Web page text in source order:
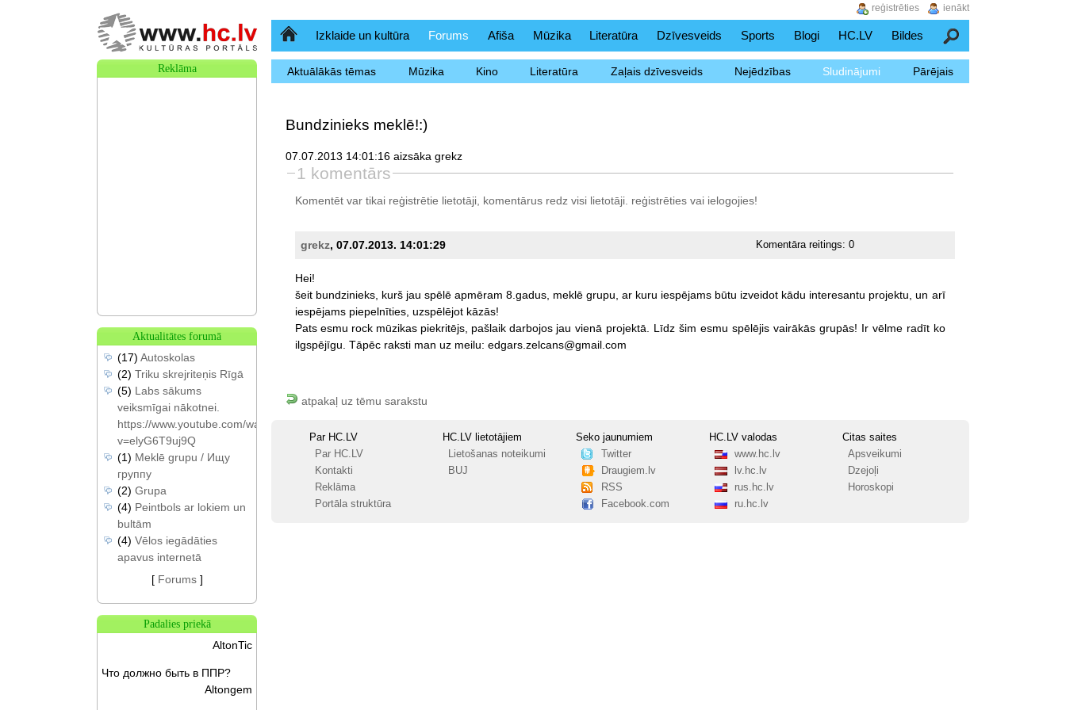
SākumlapaIzklaide un kultūra Forums Afiša Mūzika Literatūra Dzīvesveids Sports Blogi HC.LV Bildes Meklēšana
Aktuālākās tēmas Mūzika Kino Literatūra Zaļais dzīvesveids Nejēdzības Sludinājumi Pārējais
Bundzinieks meklē!:)
07.07.2013 14:01:16 aizsāka grekz
1 komentārs
Komentēt var tikai reģistrētie lietotāji, komentārus redz visi lietotāji. reģistrētiesvai ielogojies!
grekz, 07.07.2013. 14:01:29 Komentāra reitings:0
Hei!
šeit bundzinieks, kurš jau spēlē apmēram 8.gadus, meklē grupu, ar kuru iespējams būtu izveidot kādu interesantu projektu, un arī
iespējams piepelnīties, uzspēlējot kāzās!
Pats esmu rock mūzikas piekritējs, pašlaik darbojos jau vienā projektā. Līdz šim esmu spēlējis vairākās grupās! Ir vēlme radīt ko
ilgspējīgu. Tāpēc raksti man uz meilu: edgars.zelcans@gmail.com
atpakaļ uz tēmu sarakstu
Par HC.LV
Par HC.LV
Kontakti
Reklāma
Portāla struktūra
HC.LV lietotājiem
Lietošanas noteikumi
BUJ
Seko jaunumiem
Twitter
Draugiem.lv
RSS
Facebook.com
HC.LV valodas
www.hc.lv
lv.hc.lv
rus.hc.lv
ru.hc.lv
Citas saites
Apsveikumi
Dzejoļi
Horoskopi
Reklāma
Aktualitātes forumā
(17) Autoskolas
(2) Triku skrejriteņis Rīgā
(5) Labs sākums
veiksmīgai nākotnei.
https://www.youtube.com/watch?
v=elyG6T9uj9Q
(1) Meklē grupu / Ищу
группу
(2) Grupa
(4) Peintbols ar lokiem un
bultām
(4) Vēlos iegādāties
apavus internetā
[ Forums]
Padalies priekā
AltonTic
Что должно быть в ППР?
Altongem
ienākt
reģistrēties